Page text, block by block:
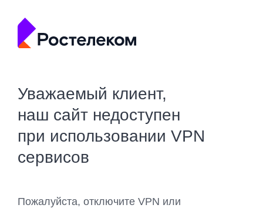
Уважаемый клиент,
наш сайт недоступен
при использовании VPN
сервисов
Пожалуйста, отключите VPN или